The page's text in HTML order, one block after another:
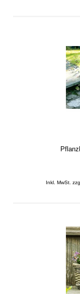
Inkl. MwSt.